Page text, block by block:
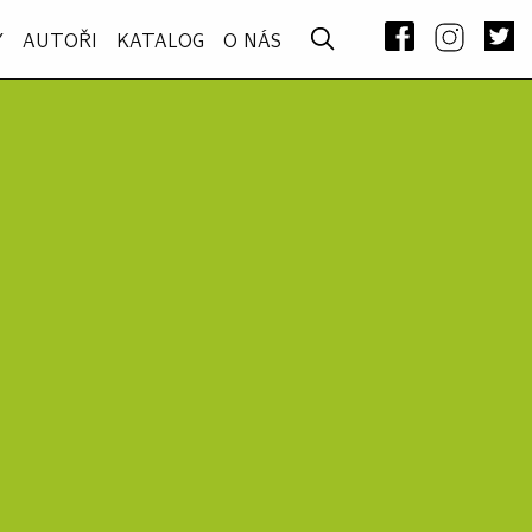
AUTOŘI KATALOG O NÁS